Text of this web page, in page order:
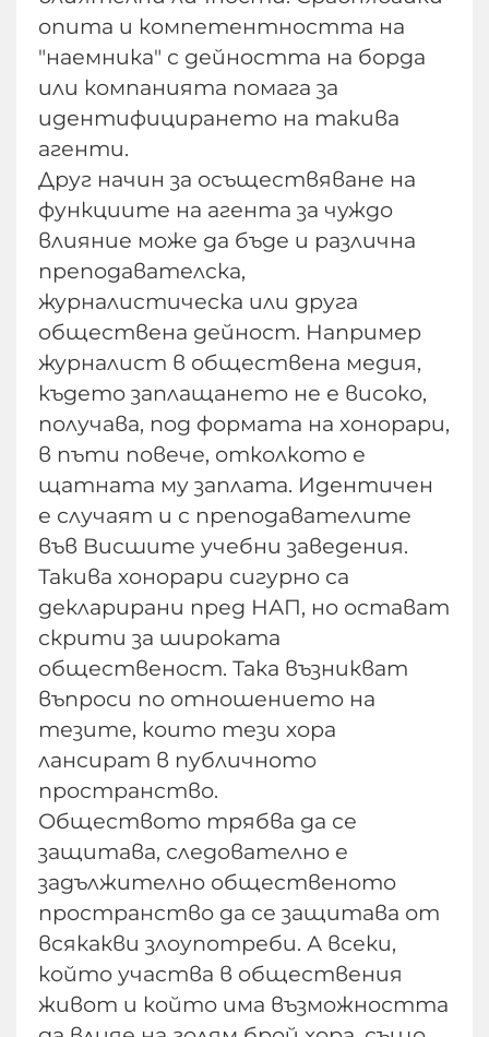
опита и компетентността на
"наемника" с дейността на борда
или компанията помага за
идентифицирането на такива
агенти.
Друг начин за осъществяване на
функциите на агента за чуждо
влияние може да бъде и различна
преподавателска,
журналистическа или друга
обществена дейност. Например
журналист в обществена медия,
където заплащането не е високо,
получава, под формата на хонорари,
в пъти повече, отколкото е
щатната му заплата. Идентичен
е случаят и с преподавателите
във Висшите учебни заведения.
Такива хонорари сигурно са
декларирани пред НАП, но остават
скрити за широката
общественост. Така възникват
въпроси по отношението на
тезите, които тези хора
лансират в публичното
пространство.
Обществото трябва да се
защитава, следователно е
задължително общественото
пространство да се защитава от
всякакви злоупотреби. А всеки,
който участва в обществения
живот и който има възможността